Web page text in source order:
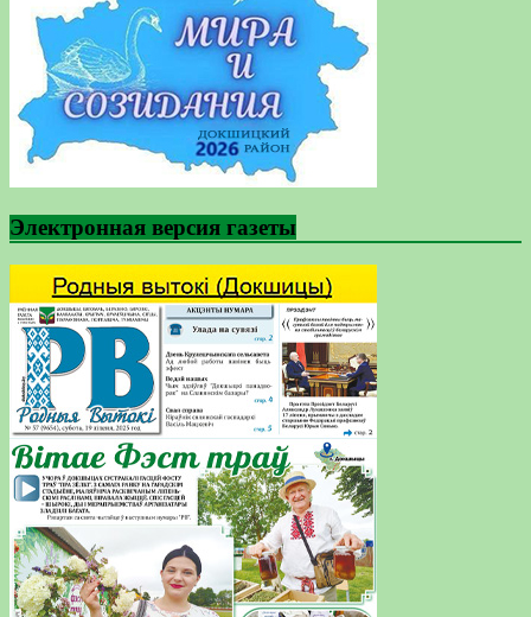
Электронная версия газеты